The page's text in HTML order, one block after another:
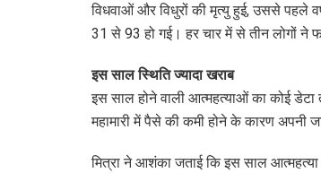
विधवाओं और विधुरों की मृत्यु हुई, उससे पहले
31 से 93 हो गई। हर चार में से तीन लोगों ने
इस साल स्थिति ज्यादा खराब
इस साल होने वाली आत्महत्याओं का कोई डेटा
महामारी में पैसे की कमी होने के कारण अपनी
मित्रा ने आशंका जताई कि इस साल